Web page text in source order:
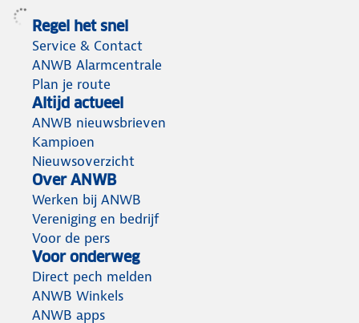
Regel het snel
Service & Contact
ANWB Alarmcentrale
Plan je route
Altijd actueel
ANWB nieuwsbrieven
Kampioen
Nieuwsoverzicht
Over ANWB
Werken bij ANWB
Vereniging en bedrijf
Voor de pers
Voor onderweg
Direct pech melden
ANWB Winkels
ANWB apps